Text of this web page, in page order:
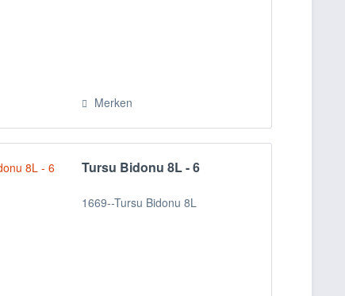
Merken
Tursu Bidonu 8L - 6
1669--Tursu Bidonu 8L